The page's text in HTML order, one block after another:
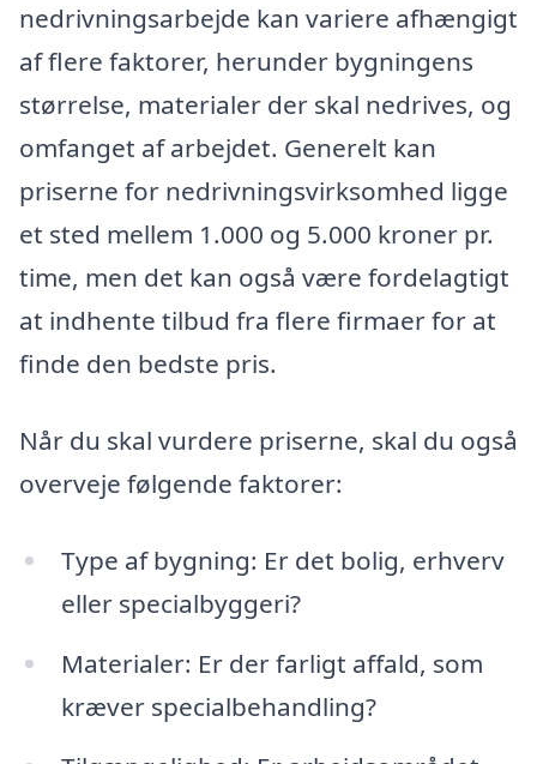
nedrivningsarbejde kan variere afhængigt
af flere faktorer, herunder bygningens
størrelse, materialer der skal nedrives, og
omfanget af arbejdet. Generelt kan
priserne for nedrivningsvirksomhed ligge
et sted mellem 1.000 og 5.000 kroner pr.
time, men det kan også være fordelagtigt
at indhente tilbud fra flere firmaer for at
finde den bedste pris.
Når du skal vurdere priserne, skal du også
overveje følgende faktorer:
Type af bygning: Er det bolig, erhverv
eller specialbyggeri?
Materialer: Er der farligt affald, som
kræver specialbehandling?